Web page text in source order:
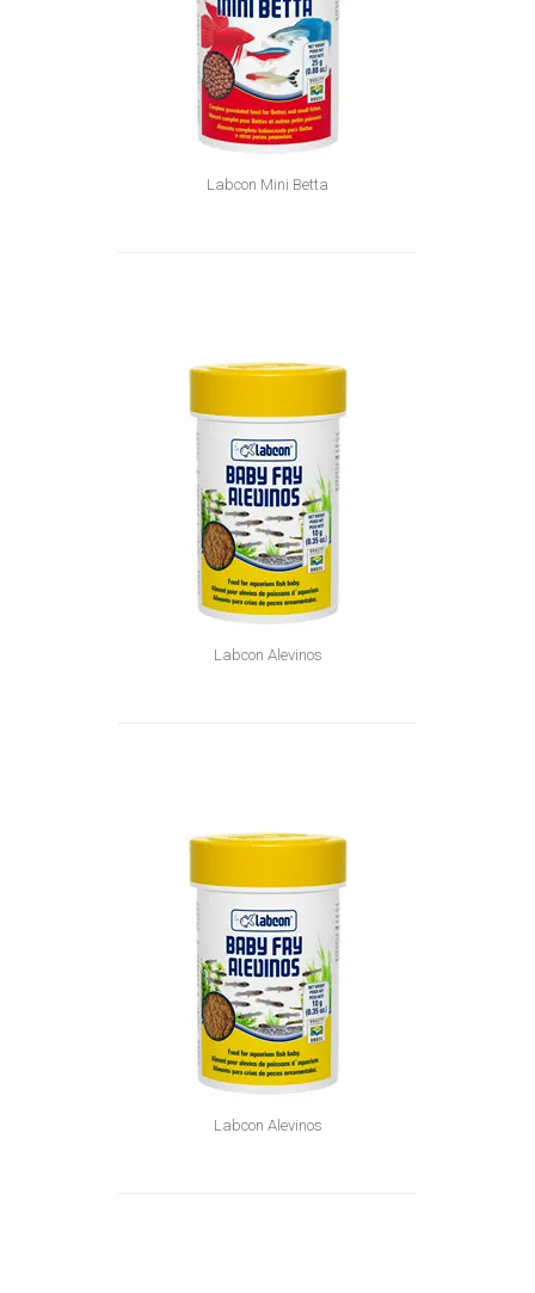
Labcon Mini Betta
Labcon Alevinos
Labcon Alevinos